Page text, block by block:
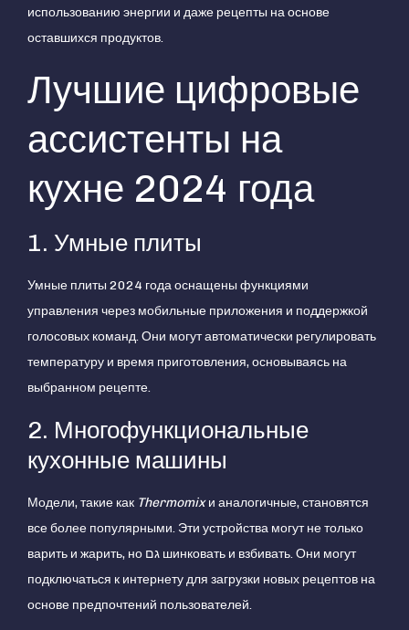
использованию энергии и даже рецепты на основе
оставшихся продуктов.
Лучшие цифровые
ассистенты на
кухне 2024 года
1. Умные плиты
Умные плиты 2024 года оснащены функциями
управления через мобильные приложения и поддержкой
голосовых команд. Они могут автоматически регулировать
температуру и время приготовления, основываясь на
выбранном рецепте.
2. Многофункциональные
кухонные машины
Модели, такие как Thermomixи аналогичные, становятся
все более популярными. Эти устройства могут не только
варить и жарить, но גם шинковать и взбивать. Они могут
подключаться к интернету для загрузки новых рецептов на
основе предпочтений пользователей.